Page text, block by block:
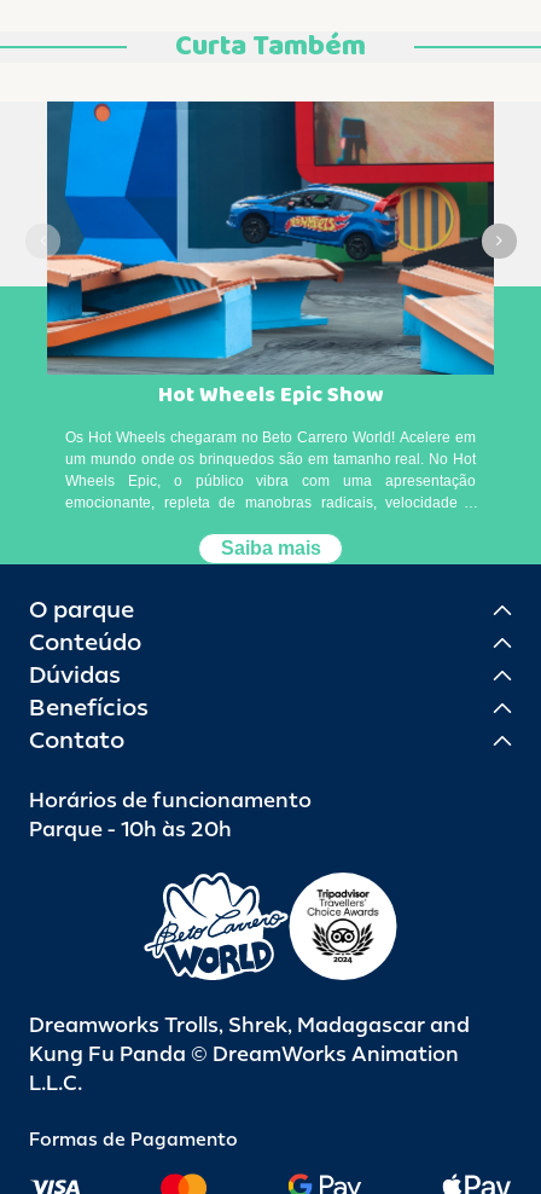
Curta Também
Hot Wheels Epic Show
Os Hot Wheels chegaram no Beto Carrero World! Acelere em
um mundo onde os brinquedos são em tamanho real. No Hot
Wheels Epic, o público vibra com uma apresentação
emocionante, repleta de manobras radicais, velocidade e
exclusiva, um restaurante temático e uma área especial para
fotos. A apresentação está inclusa no passaporte de entrada
ou necessidades especiais, idosos e gestantes têm direito a
atendimento prioritário. Para mais informações, consulte um
monitor. O acesso às apresentações está sujeito à
disponibilidade de assentos e à capacidade dos teatros.
Recomendamos chegar com, no mínimo, 60 minutos de
antecedência e acompanhar atentamente os horários da
programação.
Saiba mais
O parque
Conteúdo
Dúvidas
Benefícios
Contato
Horários de funcionamento
Parque - 10h às 20h
Dreamworks Trolls, Shrek, Madagascar and
Kung Fu Panda © DreamWorks Animation
L.L.C.
Formas de Pagamento